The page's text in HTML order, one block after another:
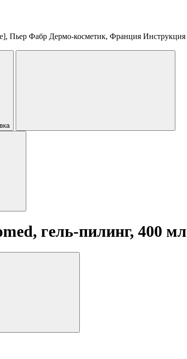
Пьер Фабр Дермо-косметик, Франция Инструкция
гель-пилинг, 400 мл